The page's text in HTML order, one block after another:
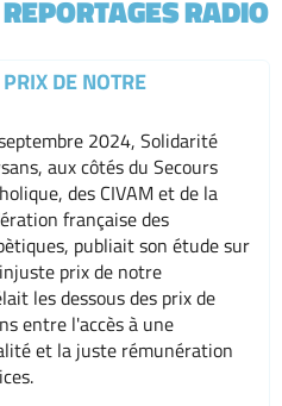
RADIO
DE NOTRE
2024, Solidarité
aux côtés du Secours
des CIVAM et de la
française des
publiait son étude sur
prix de notre
les dessous des prix de
entre l'accès à une
et la juste rémunération